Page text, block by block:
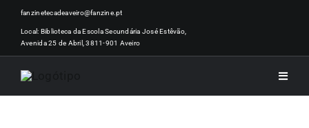
Skip
content
fanzinetecadeaveiro@fanzine.pt
Local: Biblioteca da Escola Secundária José Estêvão,
Avenida 25 de Abril, 3811-901 Aveiro
Toggle